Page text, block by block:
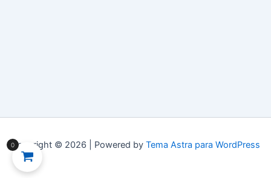
Copyright © 2026 | Powered by Tema Astra para WordPress
0